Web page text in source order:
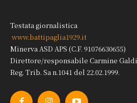
Testata giornalistica
www.battipaglia1929.it
Minerva ASD APS (C.F. 91076630655)
Direttore/responsabile Carmine Galdi
Reg. Trib. Sa n.1041 del 22.02.1999.